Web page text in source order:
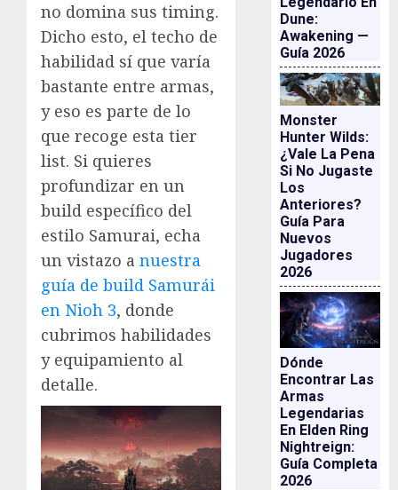
no domina sus timing.
Dicho esto, el techo de
habilidad sí que varía
bastante entre armas,
y eso es parte de lo
que recoge esta tier
list. Si quieres
profundizar en un
build específico del
estilo Samurai, echa
un vistazo a nuestra
guía de build Samurái
en Nioh 3, donde
cubrimos habilidades
y equipamiento al
detalle.
Dune:
Awakening —
Guía 2026
Monster
Hunter Wilds:
¿vale La Pena
Si No Jugaste
Los
Anteriores?
Guía Para
Nuevos
Jugadores
2026
Dónde
Encontrar Las
Armas
Legendarias
En Elden Ring
Nightreign:
Guía Completa
2026